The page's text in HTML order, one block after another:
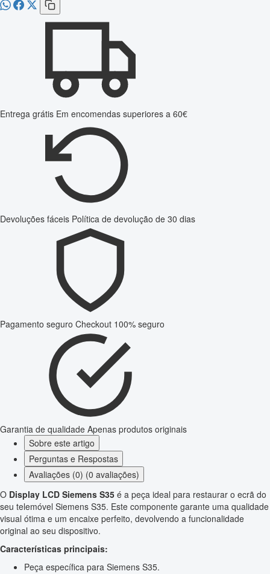
Entrega grátis Em encomendas superiores a 60€
Devoluções fáceis Política de devolução de 30 dias
Pagamento seguro Checkout 100% seguro
Garantia de qualidade Apenas produtos originais
Sobre este artigo
Perguntas e Respostas
Avaliações (0) (0 avaliações)
O Display LCD Siemens S35 é a peça ideal para restaurar o ecrã do
seu telemóvel Siemens S35. Este componente garante uma qualidade
visual ótima e um encaixe perfeito, devolvendo a funcionalidade
original ao seu dispositivo.
Características principais:
Peça específica para Siemens S35.